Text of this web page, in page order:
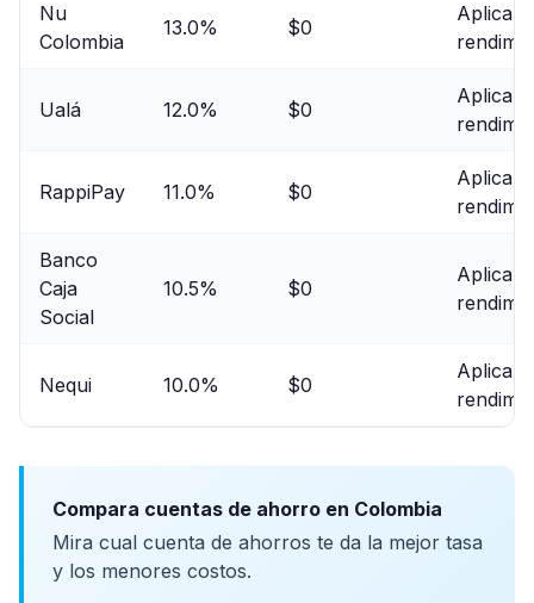
Nu
Colombia
13.0% $0
Aplica
Ualá 12.0% $0
Aplica
RappiPay 11.0% $0
Aplica
Banco
Caja
Social
10.5% $0
Aplica
Nequi 10.0% $0
Aplica
Compara cuentas de ahorro en Colombia
Mira cual cuenta de ahorros te da la mejor tasa
y los menores costos.